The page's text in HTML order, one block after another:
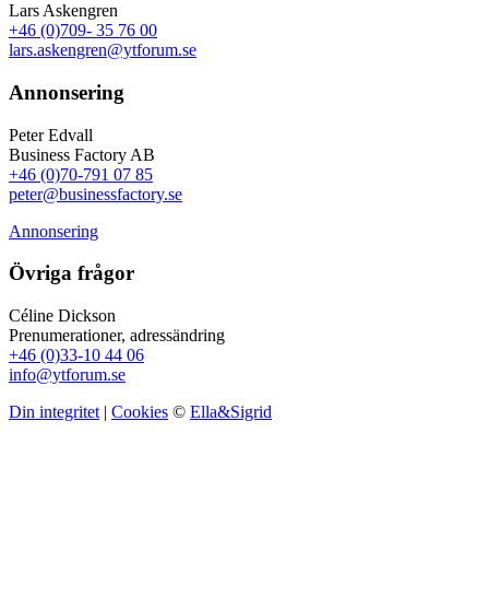
Lars Askengren
+46 (0)709- 35 76 00
lars.askengren@ytforum.se
Annonsering
Peter Edvall
Business Factory AB
+46 (0)70-791 07 85
peter@businessfactory.se
Annonsering
Övriga frågor
Céline Dickson
Prenumerationer, adressändring
+46 (0)33-10 44 06
info@ytforum.se
Din integritet | Cookies © Ella&Sigrid